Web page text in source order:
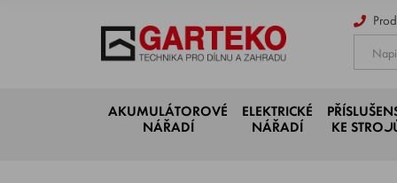
AKUMULÁTOROVÉ
NÁŘADÍ
ELEKTRICKÉ
NÁŘADÍ
KE